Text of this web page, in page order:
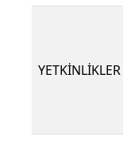
YETKİNLİKLER